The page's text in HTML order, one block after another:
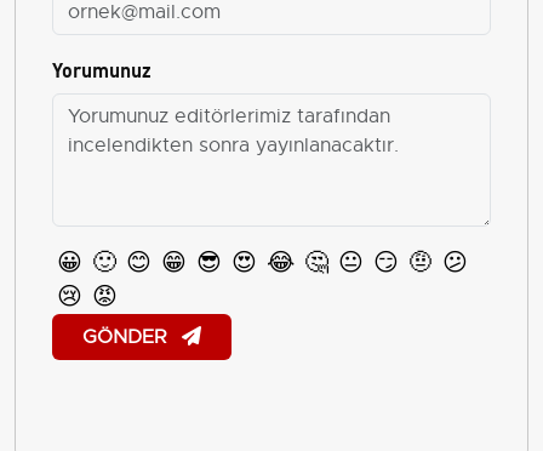
Yorumunuz
😀 🙂 😊 😁 😎 😍 😂 🤔 😐 😏 🤨 😕
😢 😡
GÖNDER